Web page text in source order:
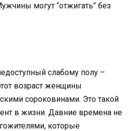
могут “отжигать” без
слабому полу –
возраст женщины
сороковинами. Это такой
в жизни. Давние времена не
которые